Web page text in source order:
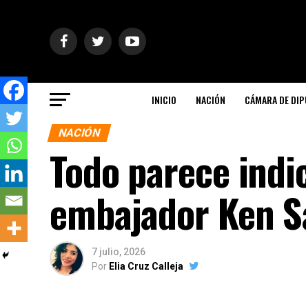
INICIO NACIÓN CÁMARA DE
NACIÓN
Todo parece
embajador Ken
7 julio, 2026
Por Elia Cruz Calleja